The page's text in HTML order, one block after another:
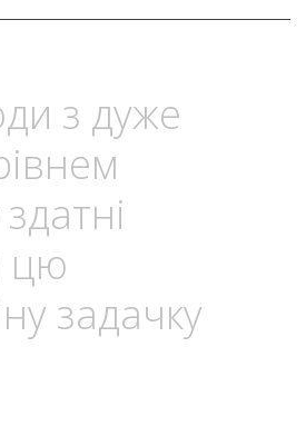
з дуже
цю
задачку